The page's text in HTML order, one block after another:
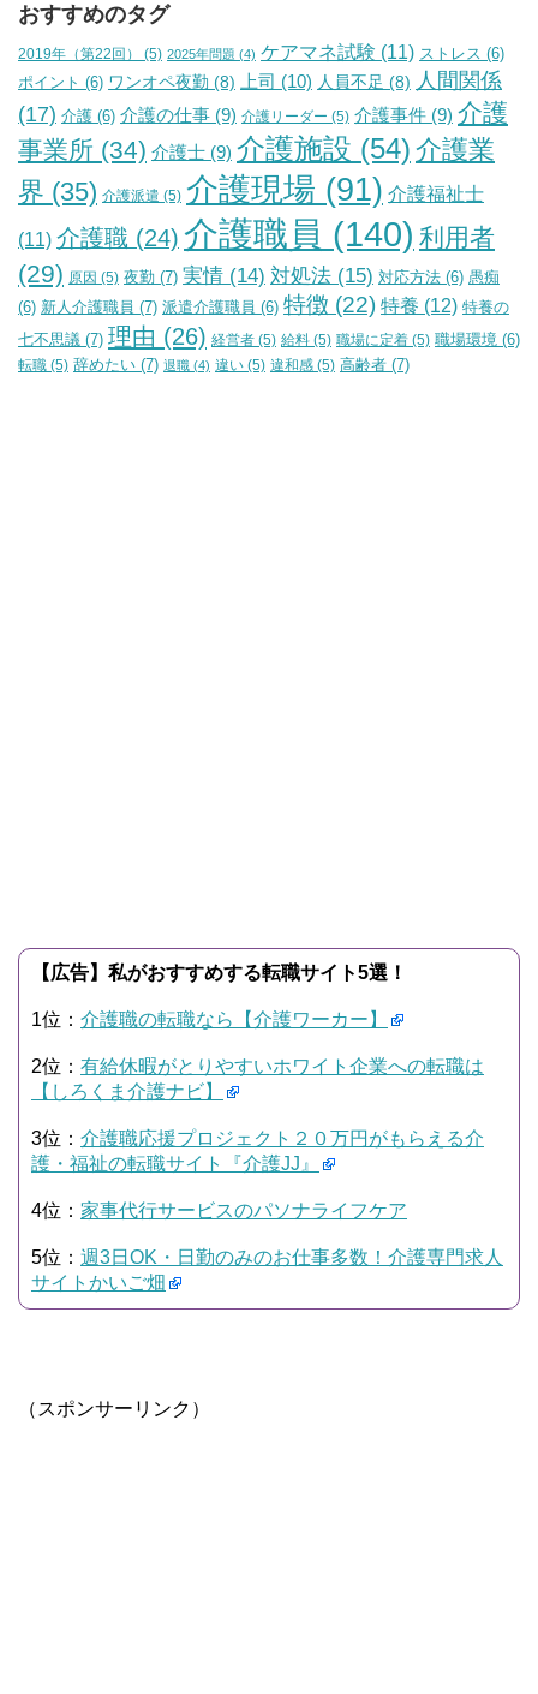
おすすめのタグ
2019年（第22回） (5) 2025年問題 (4) ケアマネ試験 (11) ストレス (6)
ポイント (6) ワンオペ夜勤 (8) 上司 (10) 人員不足 (8) 人間関係
(17) 介護 (6) 介護の仕事 (9) 介護リーダー (5) 介護事件 (9) 介護
事業所 (34) 介護士 (9) 介護施設 (54) 介護業
界 (35) 介護派遣 (5) 介護現場 (91) 介護福祉士
(11) 介護職 (24) 介護職員 (140) 利用者
(29) 原因 (5) 夜勤 (7) 実情 (14) 対処法 (15) 対応方法 (6) 愚痴
(6) 新人介護職員 (7) 派遣介護職員 (6) 特徴 (22) 特養 (12) 特養の
七不思議 (7) 理由 (26) 経営者 (5) 給料 (5) 職場に定着 (5) 職場環境 (6)
転職 (5) 辞めたい (7) 退職 (4) 違い (5) 違和感 (5) 高齢者 (7)
【広告】私がおすすめする転職サイト5選！
1位： 介護職の転職なら【介護ワーカー】
2位： 有給休暇がとりやすいホワイト企業への転職は
【しろくま介護ナビ】
3位： 介護職応援プロジェクト２０万円がもらえる介
護・福祉の転職サイト『介護JJ』
4位： 家事代行サービスのパソナライフケア
5位： 週3日OK・日勤のみのお仕事多数！介護専門求人
サイトかいご畑
（スポンサーリンク）